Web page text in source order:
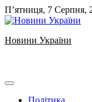
Skip
to
П’ятниця, 7 Серпня,
Новини України
Політика